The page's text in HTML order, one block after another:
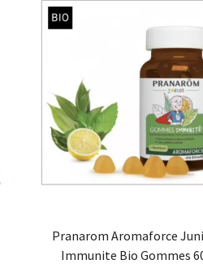
Pranarom Aromaforce
Immunite Bio Gommes